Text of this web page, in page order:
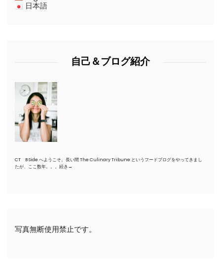
日本語
自己＆ブログ紹介
CT B Side へようこそ。長い間 The Culinary Tribune というフードブログをやってきまし
たが、ここ数年。。。 続き→
写真無断使用禁止です。